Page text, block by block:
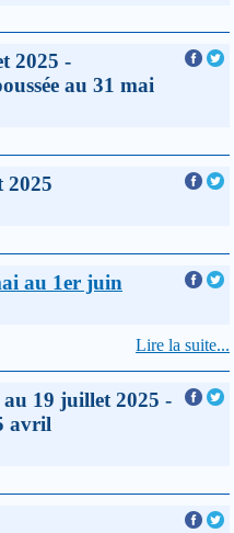
2025 -
au 31 mai
2025
au 1er juin
Lire la suite...
19 juillet 2025 -
avril